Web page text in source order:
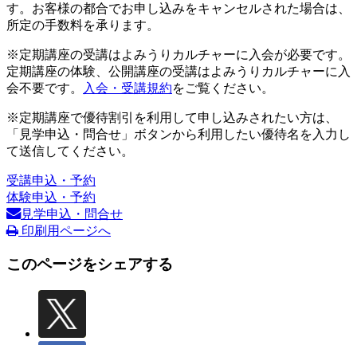
す。お客様の都合でお申し込みをキャンセルされた場合は、
所定の手数料を承ります。
※定期講座の受講はよみうりカルチャーに入会が必要です。
定期講座の体験、公開講座の受講はよみうりカルチャーに入
会不要です。
入会・受講規約をご覧ください。
※定期講座で優待割引を利用して申し込みされたい方は、
「見学申込・問合せ」ボタンから利用したい優待名を入力し
て送信してください。
受講申込・予約
体験申込・予約
見学申込・問合せ
印刷用ページへ
このページをシェアする